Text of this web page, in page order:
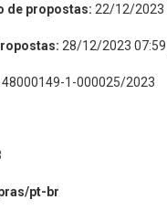
de propostas: 22/12/2023
28/12/2023
1-000025/2023
pt-br